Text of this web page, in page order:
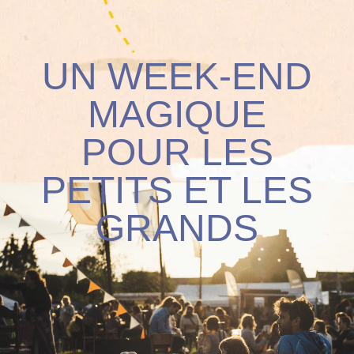
UN WEEK-END
MAGIQUE
POUR LES
PETITS ET LES
GRANDS